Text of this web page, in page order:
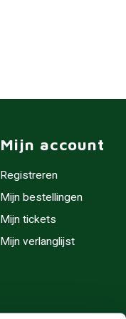
Mijn account
Registreren
Mijn bestellingen
Mijn tickets
Mijn verlanglijst